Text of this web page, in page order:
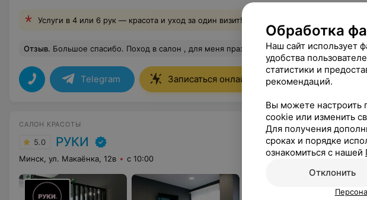
Услуги в 4 или 6 рук — красота и уход за один визит!
Отзыв. Большое спасибо. Поход в салон , для меня праздник. Еще
Telegram Записаться онлайн
САЛОН КРАСОТЫ
5.0 РУКИ
Минск, ул. Макаёнка, 12в с 10:00
Обработка
Наш сайт использует
удобства
статистики и
рекомендаций.
Вы можете настроить
cookie или изменить
Для получения
сроках и порядке
ознакомиться с нашей
Отклонить